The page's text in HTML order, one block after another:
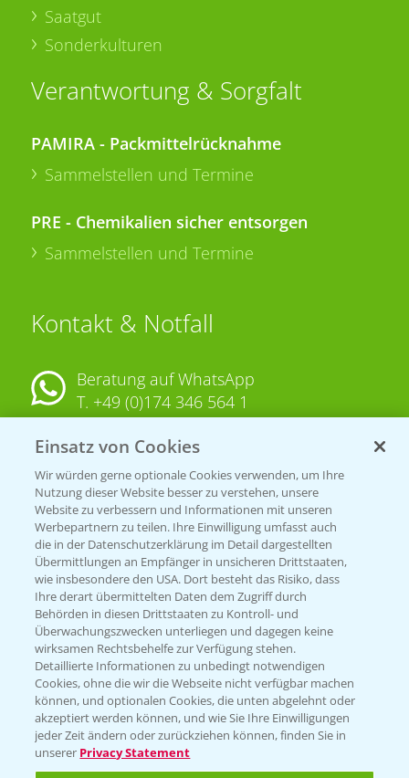
Saatgut
Sonderkulturen
Verantwortung & Sorgfalt
PAMIRA - Packmittelrücknahme
Sammelstellen und Termine
PRE - Chemikalien sicher entsorgen
Sammelstellen und Termine
Kontakt & Notfall
Beratung auf WhatsApp
T. +49 (0)174 346 564 1
KONTAKT
Hilfe in Notfällen
T.+49 (0)214/30-20220
Folgen Sie uns
Einsatz von Cookies
Wir würden gerne optionale Cookies verwenden, um Ihre
Nutzung dieser Website besser zu verstehen, unsere
Website zu verbessern und Informationen mit unseren
Werbepartnern zu teilen. Ihre Einwilligung umfasst auch
die in der Datenschutzerklärung im Detail dargestellten
Übermittlungen an Empfänger in unsicheren Drittstaaten,
wie insbesondere den USA. Dort besteht das Risiko, dass
Ihre derart übermittelten Daten dem Zugriff durch
Behörden in diesen Drittstaaten zu Kontroll- und
Überwachungszwecken unterliegen und dagegen keine
wirksamen Rechtsbehelfe zur Verfügung stehen.
Detaillierte Informationen zu unbedingt notwendigen
Cookies, ohne die wir die Webseite nicht verfügbar machen
können, und optionalen Cookies, die unten abgelehnt oder
akzeptiert werden können, und wie Sie Ihre Einwilligungen
jeder Zeit ändern oder zurückziehen können, finden Sie in
unserer Privacy Statement